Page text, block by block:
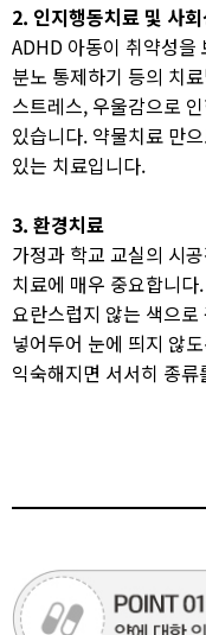
2. 인지행동치료 및 사
ADHD 아동이 취약성을
분노 통제하기 등의 치
스트레스, 우울감으로
있습니다. 약물치료 만
있는 치료입니다.​
3. 환경치료
가정과 학교 교실의 시
치료에 매우 중요합니
요란스럽지 않는 색으
넣어두어 눈에 띄지 않
익숙해지면 서서히 종